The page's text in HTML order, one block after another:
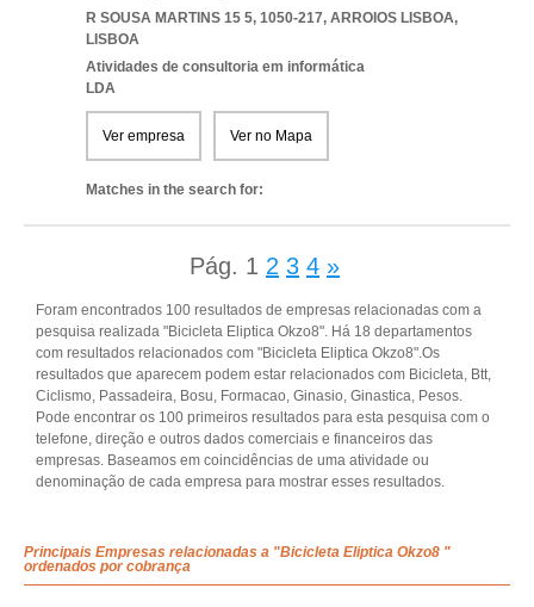
R SOUSA MARTINS 15 5, 1050-217, ARROIOS LISBOA,
LISBOA
Atividades de consultoria em informática
LDA
Ver empresa Ver no Mapa
Matches in the search for:
Pág. 1 2 3 4 »
Foram encontrados 100 resultados de empresas relacionadas com a
pesquisa realizada "Bicicleta Eliptica Okzo8". Há 18 departamentos
com resultados relacionados com "Bicicleta Eliptica Okzo8".Os
resultados que aparecem podem estar relacionados com Bicicleta, Btt,
Ciclismo, Passadeira, Bosu, Formacao, Ginasio, Ginastica, Pesos.
Pode encontrar os 100 primeiros resultados para esta pesquisa com o
telefone, direção e outros dados comerciais e financeiros das
empresas. Baseamos em coincidências de uma atividade ou
denominação de cada empresa para mostrar esses resultados.
Principais Empresas relacionadas a "Bicicleta Eliptica Okzo8 "
ordenados por cobrança